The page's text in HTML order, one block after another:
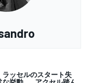
ッセルのスタート失